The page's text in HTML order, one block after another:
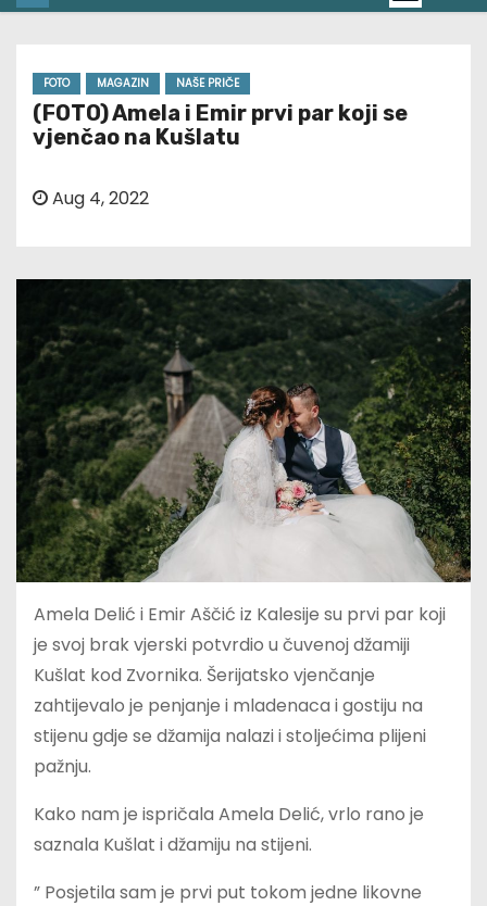
FOTO MAGAZIN NAŠE PRIČE
(FOTO) Amela i Emir prvi par koji se
vjenčao na Kušlatu
Aug 4, 2022
Amela Delić i Emir Aščić iz Kalesije su prvi par koji
je svoj brak vjerski potvrdio u čuvenoj džamiji
Kušlat kod Zvornika. Šerijatsko vjenčanje
zahtijevalo je penjanje i mladenaca i gostiju na
stijenu gdje se džamija nalazi i stoljećima plijeni
pažnju.
Kako nam je ispričala Amela Delić, vrlo rano je
saznala Kušlat i džamiju na stijeni.
” Posjetila sam je prvi put tokom jedne likovne